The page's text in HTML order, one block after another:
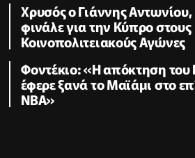
Χρυσός ο Γιάννης Αντωνίου,
φινάλε για την Κύπρο στους
Κοινοπολιτειακούς Αγώνες
Φοντέκιο: «Η απόκτηση του
έφερε ξανά το Μαϊάμι στο
NBA»